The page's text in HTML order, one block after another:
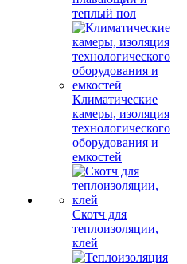
теплый пол
Климатические
камеры, изоляция
технологического
оборудования и
емкостей
Скотч для
теплоизоляции,
клей